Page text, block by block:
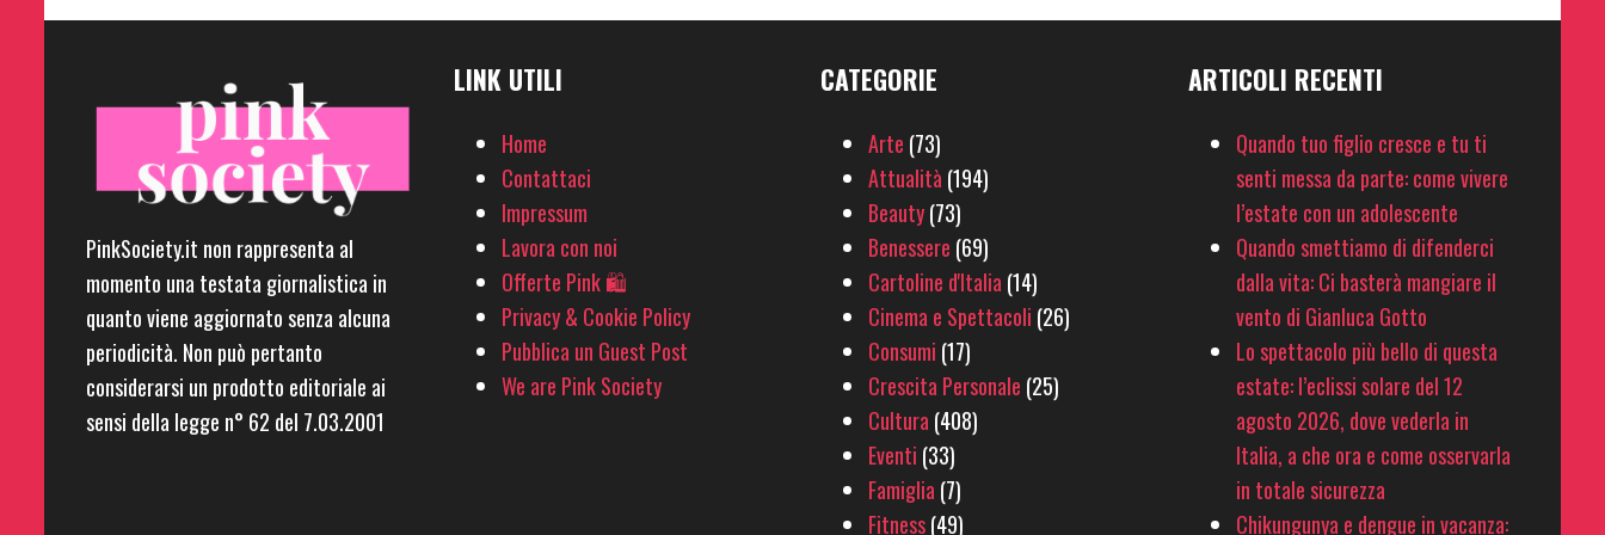
PinkSociety.it non rappresenta al
momento una testata giornalistica in
quanto viene aggiornato senza alcuna
periodicità. Non può pertanto
considerarsi un prodotto editoriale ai
sensi della legge n° 62 del 7.03.2001
LINK UTILI
Home
Contattaci
Impressum
Lavora con noi
Offerte Pink 🛍
Privacy & Cookie Policy
Pubblica un Guest Post
We are Pink Society
CATEGORIE
Arte (73)
Attualità (194)
Beauty(73)
Benessere (69)
Cartoline d'Italia (14)
Cinema e Spettacoli (26)
Consumi (17)
Crescita Personale (25)
Cultura (408)
Eventi (33)
Famiglia (7)
Fitness(49)
ARTICOLI RECENTI
Quando tuo figlio cresce e tu ti
senti messa da parte: come vivere
l’estate con un adolescente
Quando smettiamo di difenderci
dalla vita: Ci basterà mangiare il
vento di Gianluca Gotto
Lo spettacolo più bello di questa
estate: l’eclissi solare del 12
agosto 2026, dove vederla in
Italia, a che ora e come osservarla
in totale sicurezza
Chikungunya e dengue in vacanza: